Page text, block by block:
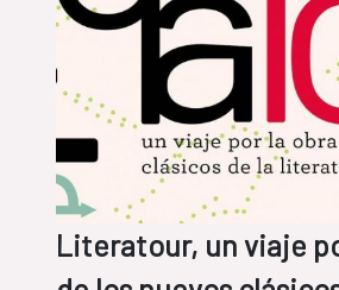
Literatour, un viaje